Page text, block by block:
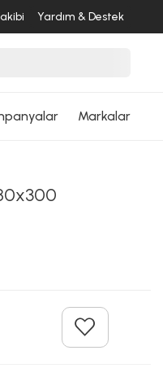
Yardım & Destek
Markalar